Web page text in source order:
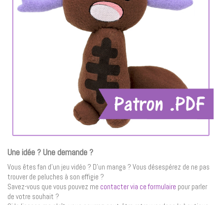
Une idée ? Une demande ?
Vous êtes fan d’un jeu vidéo ? D’un manga ? Vous désespérez de ne pas
trouver de peluches à son effigie ?
Savez-vous que vous pouvez me contacter via ce formulaire pour parler
de votre souhait ?